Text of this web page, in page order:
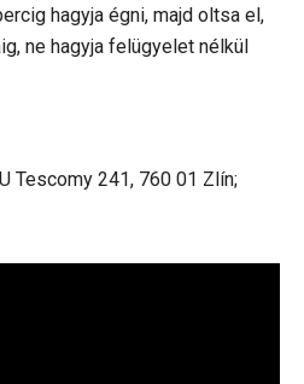
hagyja égni, majd oltsa el,
ne hagyja felügyelet nélkül
Tescomy 241, 760 01 Zlín;